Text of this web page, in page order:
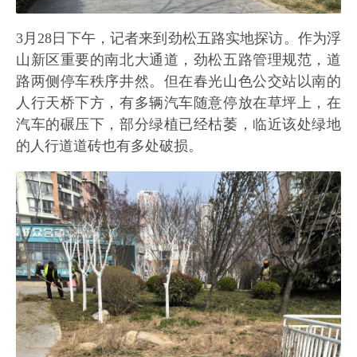
3月28日下午，记者来到劲松五路实地探访。作为浮
山新区重要的南北大通道，劲松五路管理规范，道
路两侧停车秩序井然。但在春光山色公交站以南的
人行天桥下方，有多辆汽车随意停放在草坪上，在
汽车的碾压下，部分绿植已经枯萎，临近该处绿地
的人行道道砖也有多处破损。